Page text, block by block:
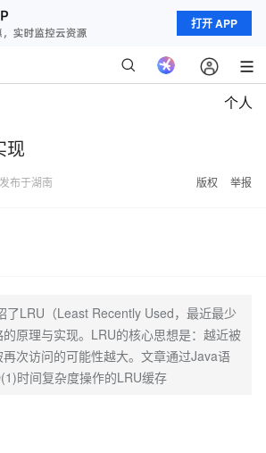
打开 APP
个人
现
发布于湖南 版权 举报
了LRU（Least Recently Used，最近最少
原理与实现。LRU的核心思想是：越近被
次访问的可能性越大。文章通过Java语
时间复杂度操作的LRU缓存